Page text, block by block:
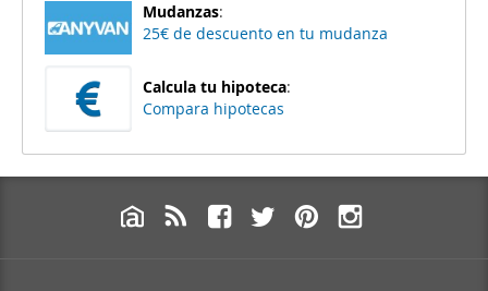
Mudanzas:
25€ de descuento en tu mudanza
Calcula tu hipoteca:
Compara hipotecas